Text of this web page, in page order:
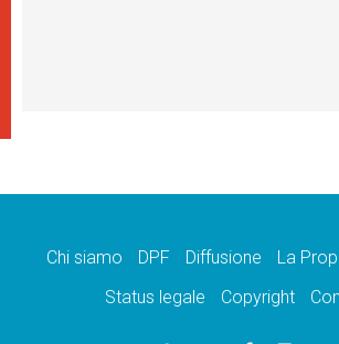
Chi siamo DPF Diffusione La
Status legale
Copyright